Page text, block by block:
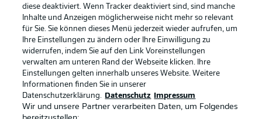
Datenschutz Nutzungsbedingungen
Broadcaster Kontakt
Jobs Impressum
Partner Spieler
Liveticker
diese deaktiviert. Wenn Tracker deaktiviert sind, sind manche
Inhalte und Anzeigen möglicherweise nicht mehr so relevant
für Sie. Sie können dieses Menü jederzeit wieder aufrufen, um
Ihre Einstellungen zu ändern oder Ihre Einwilligung zu
widerrufen, indem Sie auf den Link Voreinstellungen
verwalten am unteren Rand der Webseite klicken. Ihre
Einstellungen gelten innerhalb unseres Website. Weitere
Informationen finden Sie in unserer
Datenschutzerklärung.
Datenschutz Impressum
Wir und unsere Partner verarbeiten Daten, um Folgendes